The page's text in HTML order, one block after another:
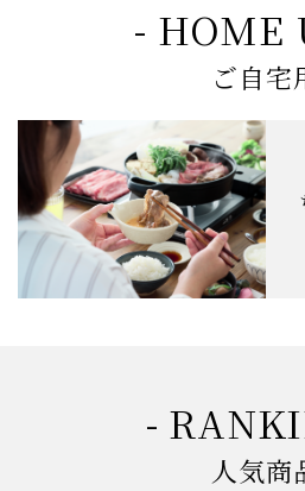
- HOME
ご自宅
-
人気商